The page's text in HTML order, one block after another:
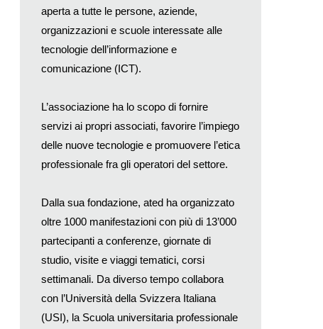
aperta a tutte le persone, aziende,
organizzazioni e scuole interessate alle
tecnologie dell’informazione e
comunicazione (ICT).
L’associazione ha lo scopo di fornire
servizi ai propri associati, favorire l’impiego
delle nuove tecnologie e promuovere l’etica
professionale fra gli operatori del settore.
Dalla sua fondazione, ated ha organizzato
oltre 1000 manifestazioni con più di 13’000
partecipanti a conferenze, giornate di
studio, visite e viaggi tematici, corsi
settimanali. Da diverso tempo collabora
con l’Università della Svizzera Italiana
(USI), la Scuola universitaria professionale